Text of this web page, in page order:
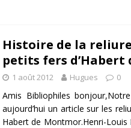
Histoire de la
petits fers d’Habert
1 août 2012 Hugues 0
Amis Bibliophiles
aujourd’hui un article sur les
Habert de Montmor.Henri-